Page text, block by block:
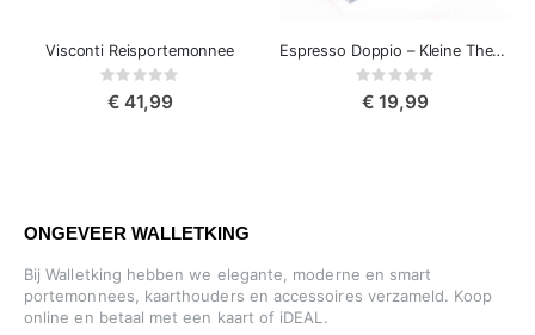
Visconti Reisportemonnee
Rating:
€ 41,99
Espresso Doppio – Kleine Thermosbeker
Rating:
€ 19,99
ONGEVEER WALLETKING
Bij Walletking hebben we elegante, moderne en smart
portemonnees, kaarthouders en accessoires verzameld. Koop
online en betaal met een kaart of iDEAL.